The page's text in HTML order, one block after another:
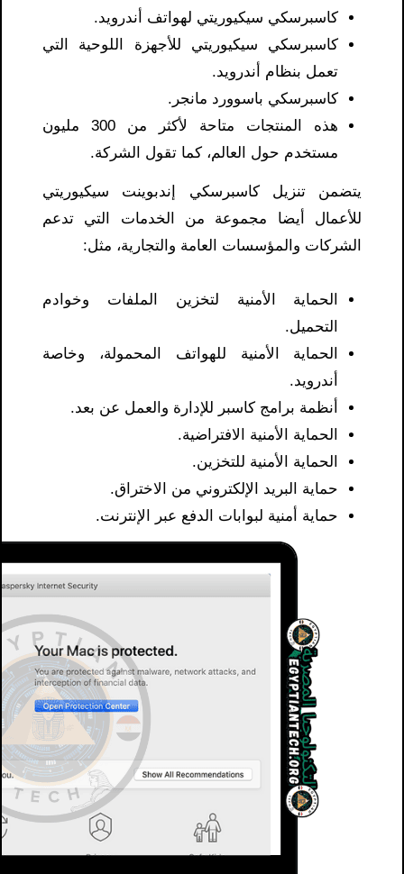
كاسبرسكي سيكيوريتي لهواتف أندرويد.
كاسبرسكي سيكيوريتي للأجهزة اللوحية التي
تعمل بنظام أندرويد.
كاسبرسكي باسوورد مانجر.
هذه المنتجات متاحة لأكثر من 300 مليون
مستخدم حول العالم، كما تقول الشركة.
يتضمن تنزيل كاسبرسكي إندبوينت سيكيوريتي
للأعمال أيضا مجموعة من الخدمات التي تدعم
الشركات والمؤسسات العامة والتجارية، مثل:
الحماية الأمنية لتخزين الملفات وخوادم
التحميل.
الحماية الأمنية للهواتف المحمولة، وخاصة
أندرويد.
أنظمة برامج كاسبر للإدارة والعمل عن بعد.
الحماية الأمنية الافتراضية.
الحماية الأمنية للتخزين.
حماية البريد الإلكتروني من الاختراق.
حماية أمنية لبوابات الدفع عبر الإنترنت.